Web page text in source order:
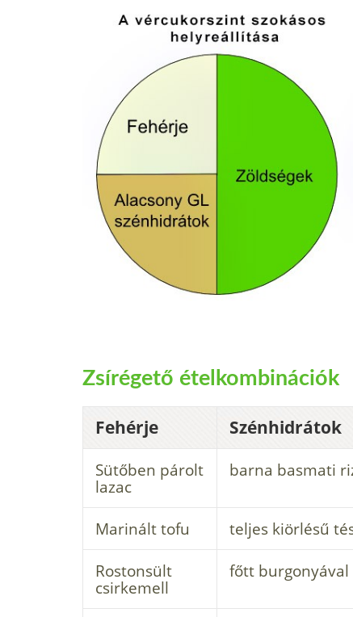
Zsírégető ételkombinációk
Fehérje Szénhidrátok
Sütőben párolt
lazac
barna basmati
Marinált tofu teljes kiörlésű
Rostonsült
csirkemell
főtt burgonyával